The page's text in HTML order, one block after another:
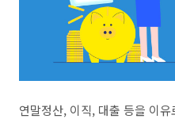
연말정산, 이직, 대출 등을 이